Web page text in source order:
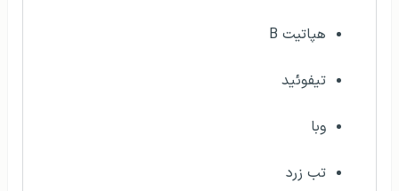
هپاتیت B
تیفوئید
وبا
تب زرد